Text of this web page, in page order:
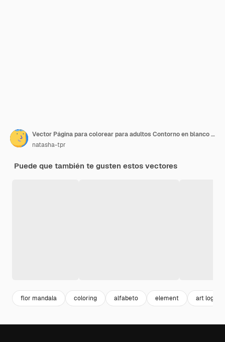
Vector Página para colorear para adultos Contorno en blanco y negro Letra mayúscula en inglés W sobre un fondo de mandala
natasha-tpr
Puede que también te gusten estos vectores
flor mandala coloring alfabeto element art logo